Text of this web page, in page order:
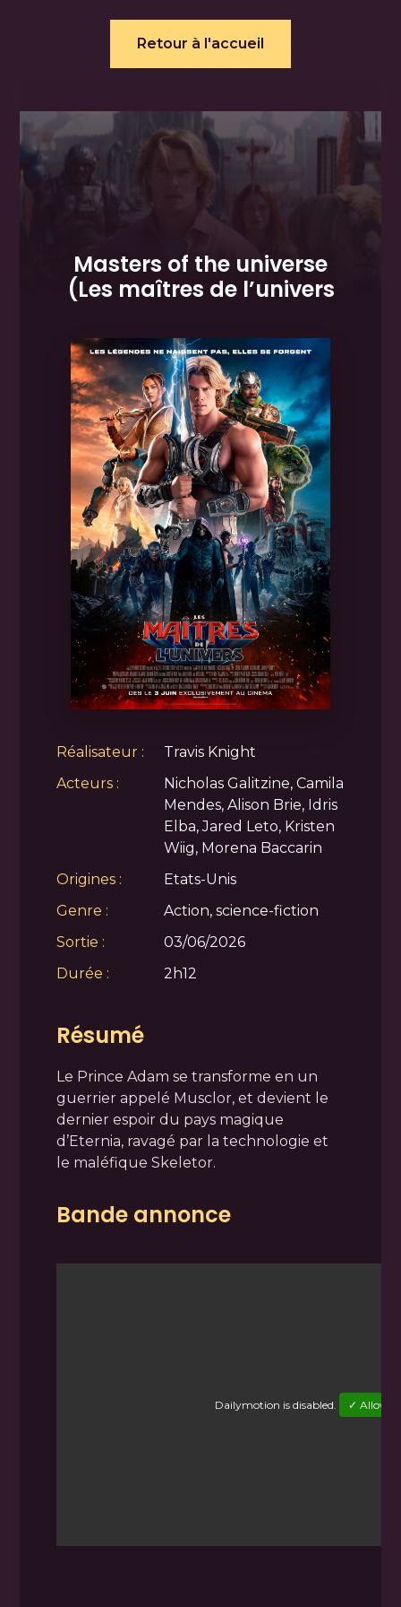
Retour à l'accueil
Masters of the universe
(Les maîtres de l’univers
Réalisateur :
Travis Knight
Acteurs :
Nicholas Galitzine, Camila
Mendes, Alison Brie, Idris
Elba, Jared Leto, Kristen
Wiig, Morena Baccarin
Origines :
Etats-Unis
Genre :
Action, science-fiction
Sortie :
03/06/2026
Durée :
2h12
Résumé
Le Prince Adam se transforme en un
guerrier appelé Musclor, et devient le
dernier espoir du pays magique
d’Eternia, ravagé par la technologie et
le maléfique Skeletor.
Bande annonce
Dailymotion is disabled. ✓ Allow